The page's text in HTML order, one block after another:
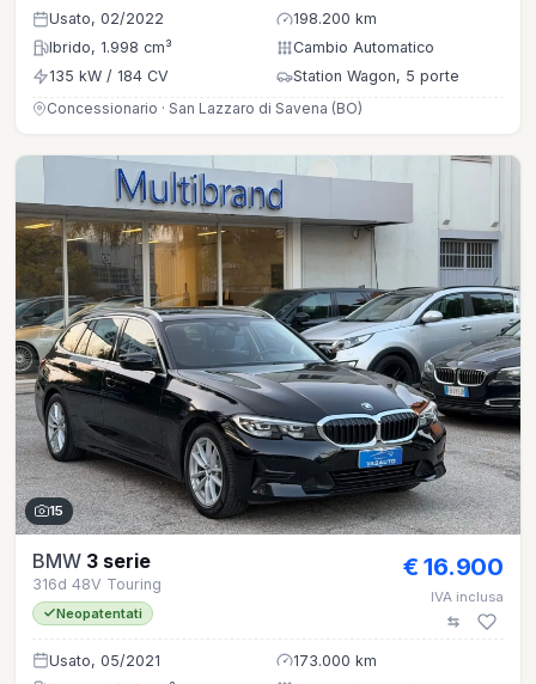
Usato, 02/2022
198.200 km
Ibrido, 1.998 cm³
Cambio Automatico
135 kW / 184 CV
Station Wagon, 5 porte
Concessionario · San Lazzaro di Savena (BO)
15
BMW 3 serie
316d 48V Touring
Neopatentati
€ 16.900
IVA inclusa
Usato, 05/2021
173.000 km